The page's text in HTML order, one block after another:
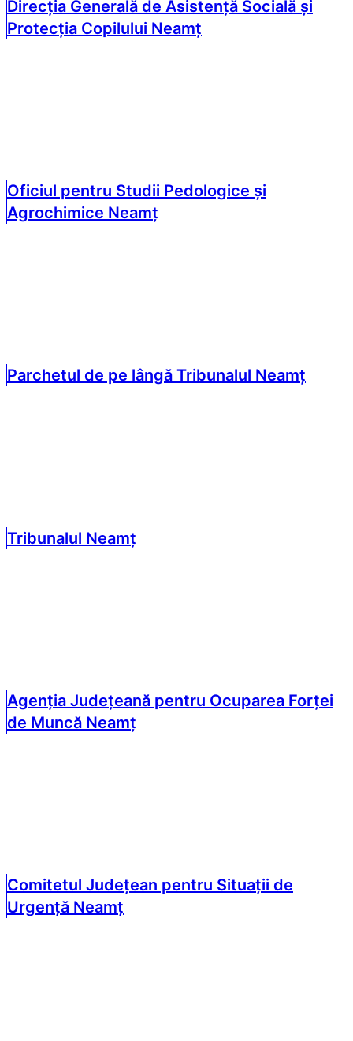
Direcția Generală de Asistență Socială și
Protecția Copilului Neamț
Oficiul pentru Studii Pedologice și
Agrochimice Neamț
Parchetul de pe lângă Tribunalul Neamț
Tribunalul Neamț
Agenția Județeană pentru Ocuparea Forței
de Muncă Neamț
Comitetul Județean pentru Situații de
Urgență Neamț